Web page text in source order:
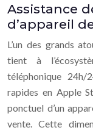
Assistance
d’appareil
L’un des grands
tient à
téléphonique 24h/
rapides en Apple
ponctuel d’un
vente. Cette